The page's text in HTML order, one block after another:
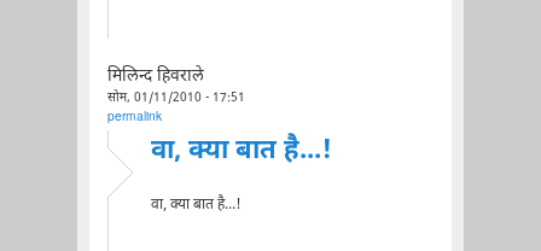
मिलिन्द हिवराले
सोम, 01/11/2010 - 17:51
permalink
वा, क्या बात है...!
वा, क्या बात है...!